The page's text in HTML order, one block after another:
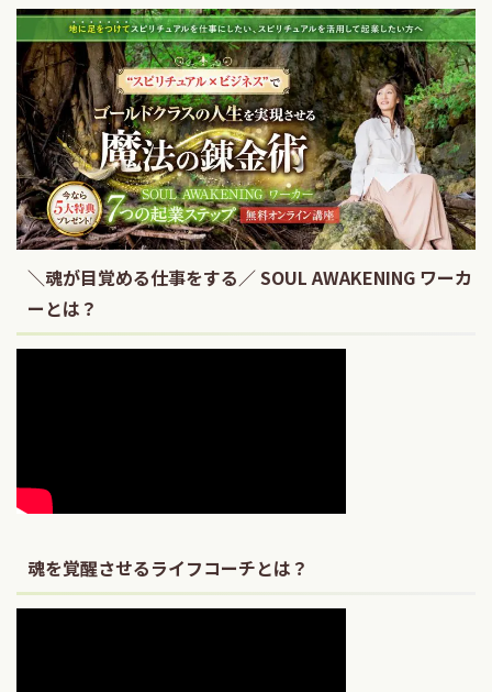
＼魂が目覚める仕事をする／ SOUL AWAKENING ワーカ
ーとは？
魂を覚醒させるライフコーチとは？